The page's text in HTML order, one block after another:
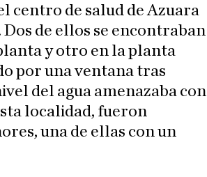
centro de salud de Azuara
de ellos se encontraban
y otro en la planta
por una ventana tras
del agua amenazaba con
localidad, fueron
una de ellas con un